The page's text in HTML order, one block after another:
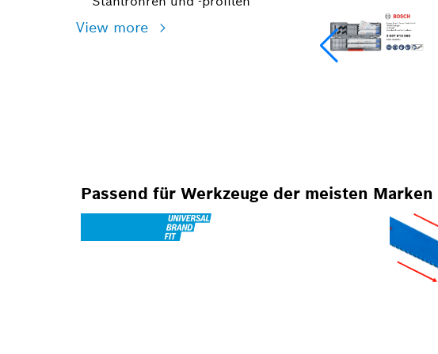
View more
Passend für Werkzeuge der meisten Marken